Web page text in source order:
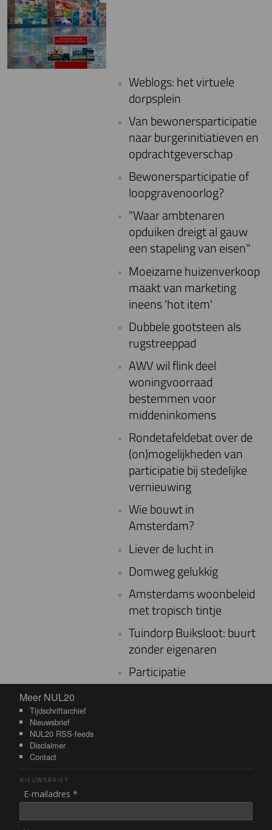
Weblogs: het virtuele
dorpsplein
Van bewonersparticipatie
naar burgerinitiatieven en
opdrachtgeverschap
Bewonersparticipatie of
loopgravenoorlog?
"Waar ambtenaren
opduiken dreigt al gauw
een stapeling van eisen"
Moeizame huizenverkoop
maakt van marketing
ineens 'hot item'
Dubbele gootsteen als
rugstreeppad
AWV wil flink deel
woningvoorraad
bestemmen voor
middeninkomens
Rondetafeldebat over de
(on)mogelijkheden van
participatie bij stedelijke
vernieuwing
Wie bouwt in
Amsterdam?
Liever de lucht in
Domweg gelukkig
Amsterdams woonbeleid
met tropisch tintje
Tuindorp Buiksloot: buurt
zonder eigenaren
Participatie
Meer NUL20
Meer NUL20
Tijdschriftarchief
Nieuwsbrief
NUL20 RSS-feeds
Disclaimer
Contact
NIEUWSBRIEF
E-mailadres *